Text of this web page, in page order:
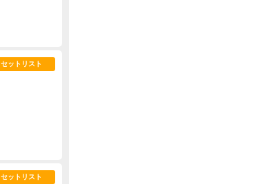
セットリスト
セットリスト